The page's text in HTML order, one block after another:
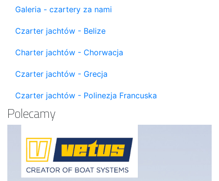
Galeria - czartery za nami
Czarter jachtów - Belize
Charter jachtów - Chorwacja
Czarter jachtów - Grecja
Czarter jachtów - Polinezja Francuska
Polecamy